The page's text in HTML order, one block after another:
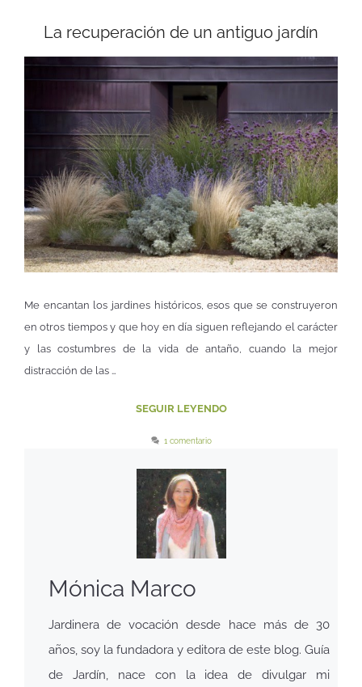
La recuperación de un antiguo jardín
Me encantan los jardines históricos, esos que se construyeron
en otros tiempos y que hoy en día siguen reflejando el carácter
y las costumbres de la vida de antaño, cuando la mejor
distracción de las …
SEGUIR LEYENDO
1 comentario
Mónica Marco
Jardinera de vocación desde hace más de 30
años, soy la fundadora y editora de este blog. Guía
de Jardín, nace con la idea de divulgar mi